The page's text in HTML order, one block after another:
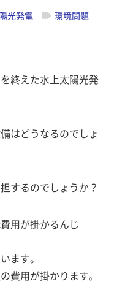
光発電 環境問題
終えた水上太陽光発
はどうなるのでしょ
するのでしょうか？
用が掛かるんじ
ます。
費用が掛かります。